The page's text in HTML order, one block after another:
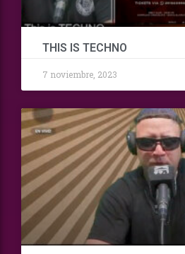
THIS IS TECHNO
7 noviembre, 2023